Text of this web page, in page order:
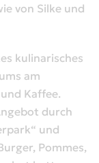
von Silke und
kulinarisches
am
Kaffee.
durch
und
Pommes,